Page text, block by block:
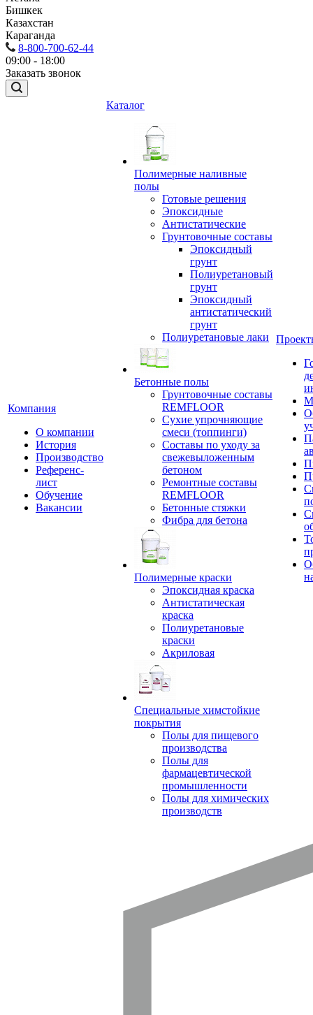
Бишкек
Казахстан
Караганда
8-800-700-62-44
09:00 - 18:00
Заказать звонок
Компания
О компании
История
Производство
Референс-
лист
Обучение
Вакансии
Каталог
Полимерные наливные
полы
Готовые решения
Эпоксидные
Антистатические
Грунтовочные составы
Эпоксидный
грунт
Полиуретановый
грунт
Эпоксидный
антистатический
грунт
Полиуретановые лаки
Бетонные полы
Грунтовочные составы
REMFLOOR
Сухие упрочняющие
смеси (топпинги)
Составы по уходу за
свежевыложенным
бетоном
Ремонтные составы
REMFLOOR
Бетонные стяжки
Фибра для бетона
Полимерные краски
Эпоксидная краска
Антистатическая
краска
Полиуретановые
краски
Акриловая
Специальные химстойкие
покрытия
Полы для пищевого
производства
Полы для
фармацевтической
промышленности
Полы для химических
производств